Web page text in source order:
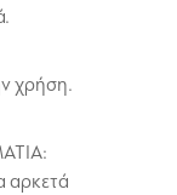
χρήση.
αρκετά